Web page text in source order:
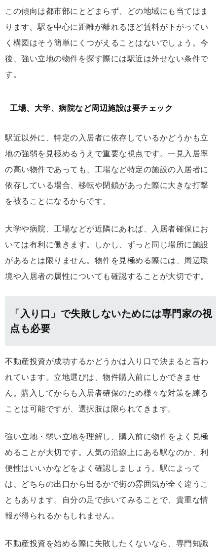
この傾向は都市部にとどまらず、どの地域にも当てはま
ります。駅を中心に距離が離れるほど賃料が下がってい
く構図はそう簡単にくつがえることはないでしょう。今
後、強い立地の物件を探す際には駅近は外せない条件で
す。
工場、大学、病院など周辺施設は要チェック
駅近以外に、特定の入居者に依存しているかどうかも立
地の強弱を見極めるうえで重要な視点です。一見入居率
の高い物件であっても、工場など特定の施設の入居者に
依存している場合、移転や閉鎖があった際に大きな打撃
を被ることになるからです。
大学や病院、工場などが近隣にあれば、入居者確保にお
いては有利に働きます。しかし、ずっと同じ場所に施設
があるとは限りません。物件を見極める際には、周辺環
境や入居者の属性についても確認することが大切です。
「入り口」で失敗しないためには専門家の視
点も必要
不動産投資が成功するかどうかは入り口で決まると言わ
れています。立地選びは、物件購入前にしかできませ
ん。購入してからも入居者確保のため様々な対策を練る
ことは可能ですが、選択肢は限られてきます。
強い立地・弱い立地を理解し、購入前に物件をよく見極
めることが大切です。人気の沿線上にある駅なのか、利
便性はいいかなどをよく確認しましょう。駅によって
は、どちらの出口から出るかで街の雰囲気が全く違うこ
ともあります。自分の足で歩いてみることで、貴重な情
報が得られるかもしれません。
不動産投資を始める際に失敗したくないなら、専門知識